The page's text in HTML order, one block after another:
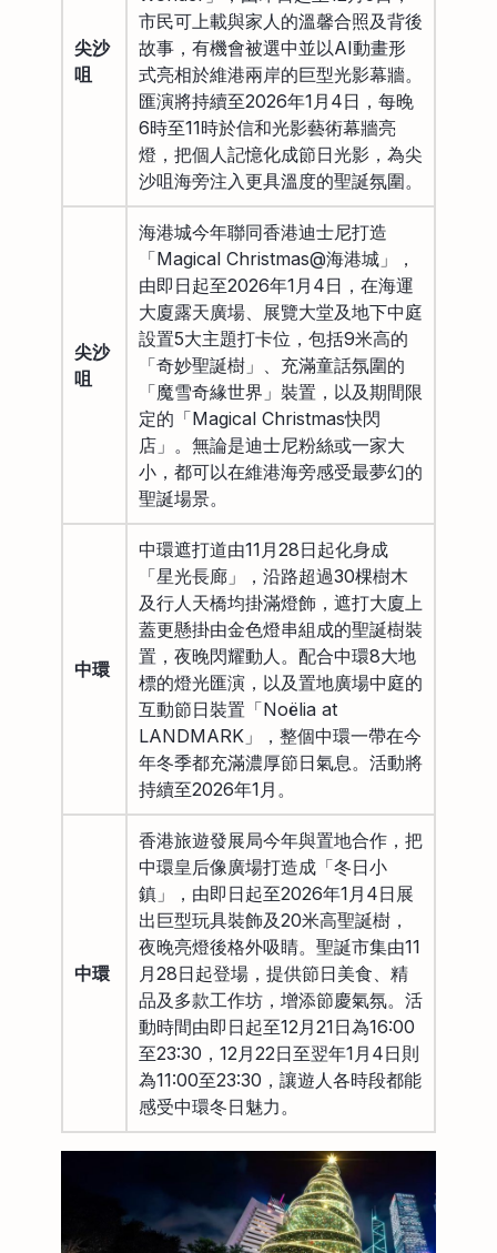
尖沙
咀
市民可上載與家人的溫馨合照及背後
故事，有機會被選中並以AI動畫形
式亮相於維港兩岸的巨型光影幕牆。
匯演將持續至2026年1月4日，每晚
6時至11時於信和光影藝術幕牆亮
燈，把個人記憶化成節日光影，為尖
沙咀海旁注入更具溫度的聖誕氛圍。
尖沙
咀
海港城今年聯同香港迪士尼打造
「Magical Christmas@海港城」，
由即日起至2026年1月4日，在海運
大廈露天廣場、展覽大堂及地下中庭
設置5大主題打卡位，包括9米高的
「奇妙聖誕樹」、充滿童話氛圍的
「魔雪奇緣世界」裝置，以及期間限
定的「Magical Christmas快閃
店」。無論是迪士尼粉絲或一家大
小，都可以在維港海旁感受最夢幻的
聖誕場景。
中環
中環遮打道由11月28日起化身成
「星光長廊」，沿路超過30棵樹木
及行人天橋均掛滿燈飾，遮打大廈上
蓋更懸掛由金色燈串組成的聖誕樹裝
置，夜晚閃耀動人。配合中環8大地
標的燈光匯演，以及置地廣場中庭的
互動節日裝置「Noëlia at
LANDMARK」，整個中環一帶在今
年冬季都充滿濃厚節日氣息。活動將
持續至2026年1月。
中環
香港旅遊發展局今年與置地合作，把
中環皇后像廣場打造成「冬日小
鎮」，由即日起至2026年1月4日展
出巨型玩具裝飾及20米高聖誕樹，
夜晚亮燈後格外吸睛。聖誕市集由11
月28日起登場，提供節日美食、精
品及多款工作坊，增添節慶氣氛。活
動時間由即日起至12月21日為16:00
至23:30，12月22日至翌年1月4日則
為11:00至23:30，讓遊人各時段都能
感受中環冬日魅力。